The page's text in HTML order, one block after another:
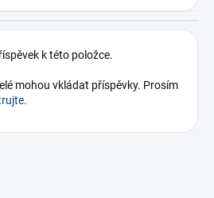
k této položce.
mohou vkládat příspěvky. Prosím
.